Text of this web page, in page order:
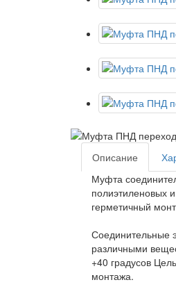
Описание
Муфта
полиэтиленовых
герметичный
Соединительные
различными
+40 градусов
монтажа.